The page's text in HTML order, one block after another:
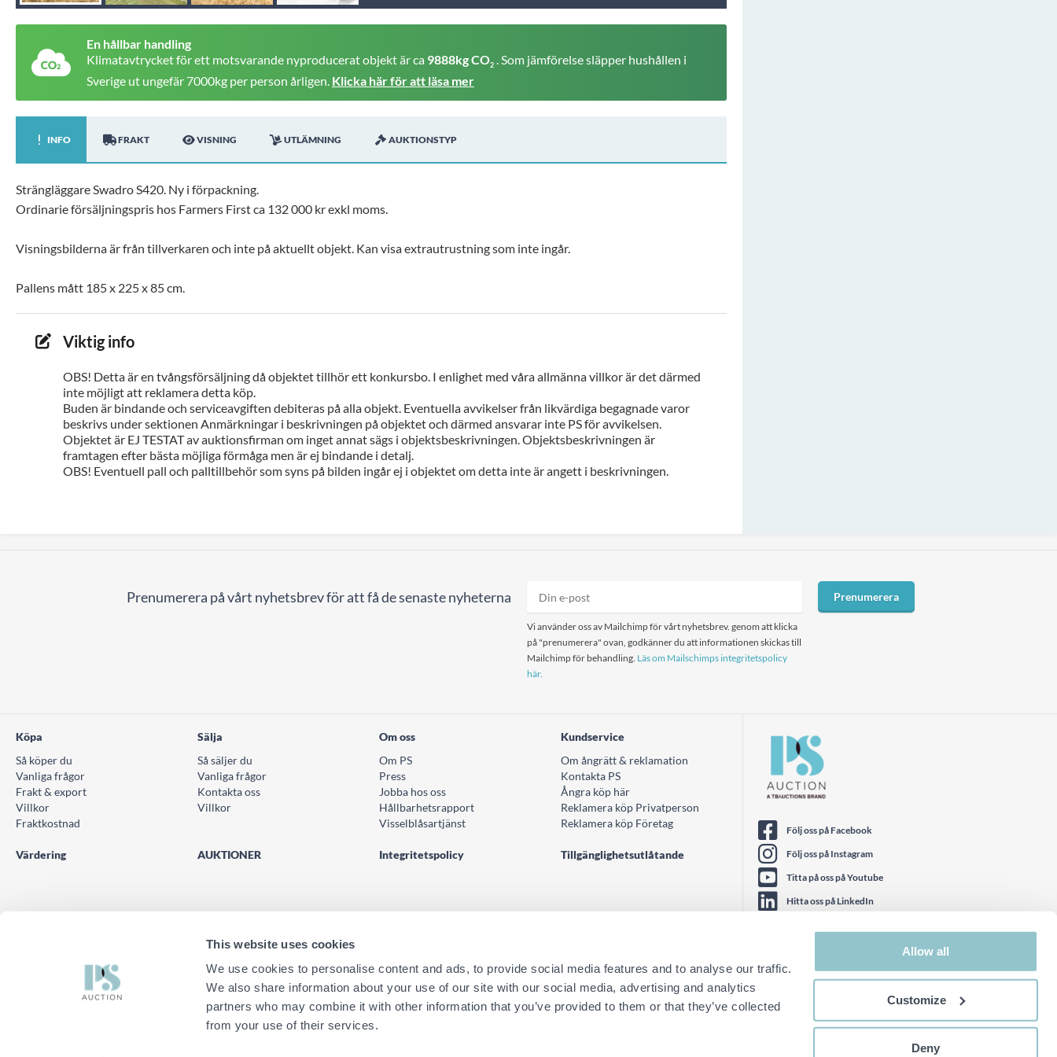
This website uses cookies
We use cookies to personalise content and ads, to provide social media features and to analyse our traffic.
We also share information about your use of our site with our social media, advertising and analytics
partners who may combine it with other information that you’ve provided to them or that they’ve collected
from your use of their services.
Allow all
Customize
Deny
En hållbar handling
Klimatavtrycket för ett motsvarande nyproducerat objekt är ca 9888kg CO2 . Som jämförelse släpper hushållen i
Sverige ut ungefär 7000kg per person årligen. Klicka här för att läsa mer
INFO FRAKT VISNING UTLÄMNING AUKTIONSTYP
Strängläggare Swadro S420. Ny i förpackning.
Ordinarie försäljningspris hos Farmers First ca 132 000 kr exkl moms.
Visningsbilderna är från tillverkaren och inte på aktuellt objekt. Kan visa extrautrustning som inte ingår.
Pallens mått 185 x 225 x 85 cm.
Viktig info
OBS! Detta är en tvångsförsäljning då objektet tillhör ett konkursbo. I enlighet med våra allmänna villkor är det därmed
inte möjligt att reklamera detta köp.
Buden är bindande och serviceavgiften debiteras på alla objekt. Eventuella avvikelser från likvärdiga begagnade varor
beskrivs under sektionen Anmärkningar i beskrivningen på objektet och därmed ansvarar inte PS för avvikelsen.
Objektet är EJ TESTAT av auktionsfirman om inget annat sägs i objektsbeskrivningen. Objektsbeskrivningen är
framtagen efter bästa möjliga förmåga men är ej bindande i detalj.
OBS! Eventuell pall och palltillbehör som syns på bilden ingår ej i objektet om detta inte är angett i beskrivningen.
Prenumerera på vårt nyhetsbrev för att få de senaste nyheterna
Vi använder oss av Mailchimp för vårt nyhetsbrev. genom att klicka
på "prenumerera" ovan, godkänner du att informationen skickas till
Mailchimp för behandling. Läs om Mailschimps integritetspolicy
här.
Prenumerera
Prova nya sajten
Följ oss på Facebook
Följ oss på Instagram
Titta på oss på Youtube
Hitta oss på LinkedIn
Köpa
Så köper du
Vanliga frågor
Frakt & export
Villkor
Fraktkostnad
Sälja
Så säljer du
Vanliga frågor
Kontakta oss
Villkor
Om oss
Om PS
Press
Jobba hos oss
Hållbarhetsrapport
Visselblåsartjänst
Kundservice
Om ångrätt & reklamation
Kontakta PS
Ångra köp här
Reklamera köp Privatperson
Reklamera köp Företag
Värdering AUKTIONER Integritetspolicy Tillgänglighetsutlåtande
© PS Auction AB 2026
TELEFON
0771 10 11 00
KONTAKTFORMULÄR
Kontakta oss här